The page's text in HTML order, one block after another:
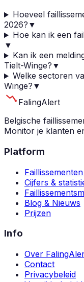
Hoeveel
2026? ▼
Hoe kan ik een
▼
Kan ik een
Tielt-Winge? ▼
Welke sectoren
Winge? ▼
FalingAlert
Belgische
Monitor je klanten
Platform
Cijfers &
Blog & Nieuws
Prijzen
Info
Over
Contact
Privacybeleid